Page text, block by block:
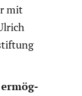
mit
ermög­